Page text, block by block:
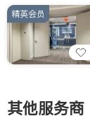
养老
精英会员
其他服务商